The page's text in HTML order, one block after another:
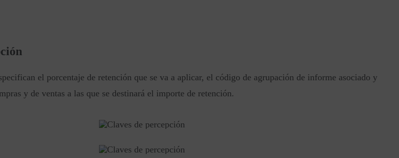
el porcentaje de retención que se va a aplicar, el código de agrupación de informe asociado y
y de ventas a las que se destinará el importe de retención.